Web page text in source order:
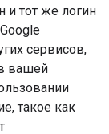
и тот же логин
сервисов,
вашей
такое как